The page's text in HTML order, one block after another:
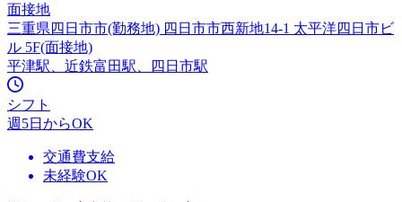
面接地
三重県四日市市(勤務地) 四日市市西新地14-1 太平洋四日市ビ
ル 5F(面接地)
平津駅、近鉄富田駅、四日市駅
シフト
週5日からOK
交通費支給
未経験OK